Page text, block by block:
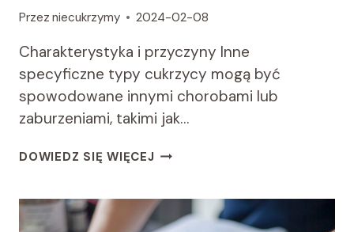
Przez niecukrzymy 2024-02-08
Charakterystyka i przyczyny Inne
specyficzne typy cukrzycy mogą być
spowodowane innymi chorobami lub
zaburzeniami, takimi jak…
DOWIEDZ SIĘ WIĘCEJ INNE
CUKRZYCY:
RZADKIE